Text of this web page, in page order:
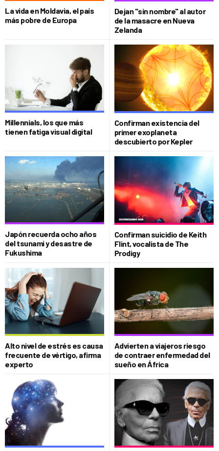
La vida en Moldavia, el país
más pobre de Europa
Dejan "sin nombre" al autor
de la masacre en Nueva
Zelanda
Millennials, los que más
tienen fatiga visual digital
Confirman existencia del
primer exoplaneta
descubierto por Kepler
Japón recuerda ocho años
del tsunami y desastre de
Fukushima
Confirman suicidio de Keith
Flint, vocalista de The
Prodigy
Alto nivel de estrés es causa
frecuente de vértigo, afirma
experto
Advierten a viajeros riesgo
de contraer enfermedad del
sueño en África